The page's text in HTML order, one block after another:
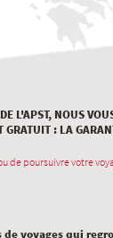
L'APST, NOUS
: LA
de poursuivre votre
voyages qui